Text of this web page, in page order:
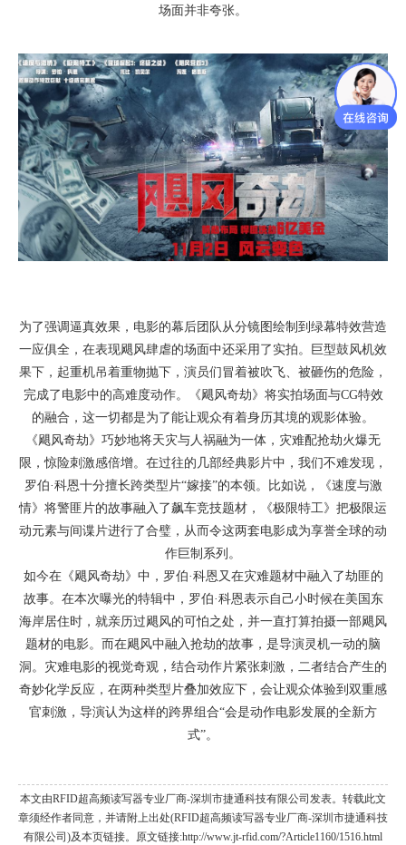
场面并非夸张。
为了强调逼真效果，电影的幕后团队从分镜图绘制到绿幕特效营造
一应俱全，在表现飓风肆虐的场面中还采用了实拍。巨型鼓风机效
果下，起重机吊着重物抛下，演员们冒着被吹飞、被砸伤的危险，
完成了电影中的高难度动作。《飓风奇劫》将实拍场面与CG特效
的融合，这一切都是为了能让观众有着身历其境的观影体验。
《飓风奇劫》巧妙地将天灾与人祸融为一体，灾难配抢劫火爆无
限，惊险刺激感倍增。在过往的几部经典影片中，我们不难发现，
罗伯·科恩十分擅长跨类型片“嫁接”的本领。比如说，《速度与激
情》将警匪片的故事融入了飙车竞技题材，《极限特工》把极限运
动元素与间谍片进行了合璧，从而令这两套电影成为享誉全球的动
作巨制系列。
如今在《飓风奇劫》中，罗伯·科恩又在灾难题材中融入了劫匪的
故事。在本次曝光的特辑中，罗伯·科恩表示自己小时候在美国东
海岸居住时，就亲历过飓风的可怕之处，并一直打算拍摄一部飓风
题材的电影。而在飓风中融入抢劫的故事，是导演灵机一动的脑
洞。灾难电影的视觉奇观，结合动作片紧张刺激，二者结合产生的
奇妙化学反应，在两种类型片叠加效应下，会让观众体验到双重感
官刺激，导演认为这样的跨界组合“会是动作电影发展的全新方
式”。
本文由RFID超高频读写器专业厂商-深圳市捷通科技有限公司发表。转载此文
章须经作者同意，并请附上出处(RFID超高频读写器专业厂商-深圳市捷通科技
有限公司)及本页链接。原文链接:http://www.jt-rfid.com/?Article1160/1516.html